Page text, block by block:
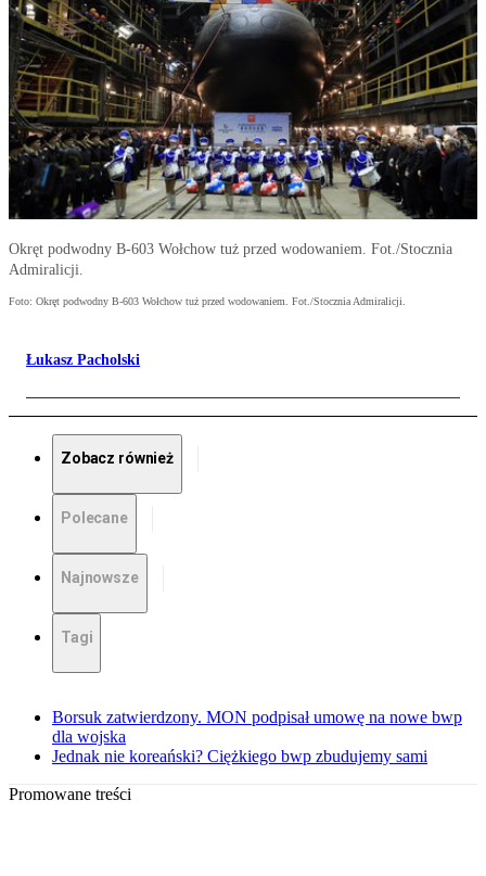
Okręt podwodny B-603 Wołchow tuż przed wodowaniem. Fot./Stocznia
Admiralicji.
Foto: Okręt podwodny B-603 Wołchow tuż przed wodowaniem. Fot./Stocznia Admiralicji.
Łukasz Pacholski
Zobacz również
Polecane
Najnowsze
Tagi
Borsuk zatwierdzony. MON podpisał umowę na nowe bwp
dla wojska
Jednak nie koreański? Ciężkiego bwp zbudujemy sami
Promowane treści